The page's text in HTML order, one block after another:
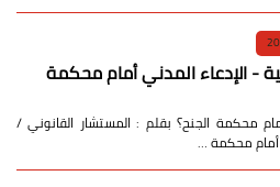
- الإدعاء المدني أمام محكمة
محكمة الجنح؟ بقلم : المستشار القانوني /
محكمة …